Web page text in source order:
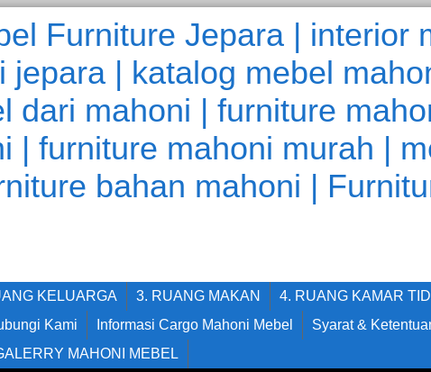
KELUARGA 3. RUANG MAKAN 4. RUANG KAMAR
Kami Informasi Cargo Mahoni Mebel Syarat &
MAHONI MEBEL